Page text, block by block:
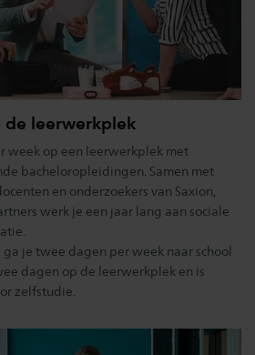
de leerwerkplek
week op een leerwerkplek met
bacheloropleidingen. Samen met
en onderzoekers van Saxion,
werk je een jaar lang aan sociale
je twee dagen per week naar school
dagen op de leerwerkplek en is
zelfstudie.